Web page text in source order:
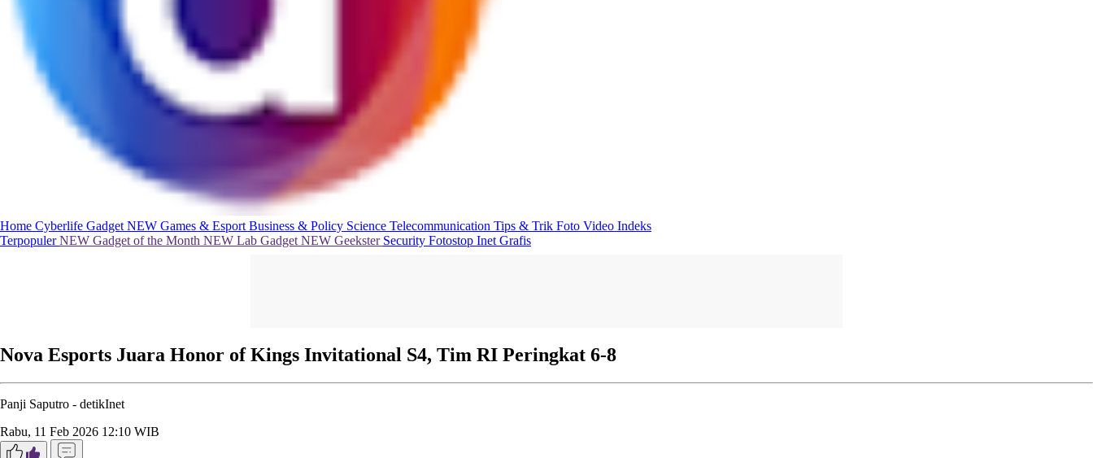
Home Cyberlife Gadget NEW Games & Esport Business & Policy Science Telecommunication Tips & Trik Foto Video Indeks
TerpopulerNEW Gadget of the Month NEW Lab Gadget NEW Geekster Security Fotostop Inet Grafis
Nova Esports Juara Honor of Kings Invitational S4, Tim RI Peringkat 6-8
Panji Saputro - detikInet
Rabu, 11 Feb 2026 12:10 WIB